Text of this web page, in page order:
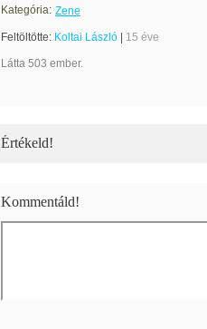
Kategória: Zene
Feltöltötte: Koltai László 15 éve
Látta 503 ember.
Értékeld!
Kommentáld!